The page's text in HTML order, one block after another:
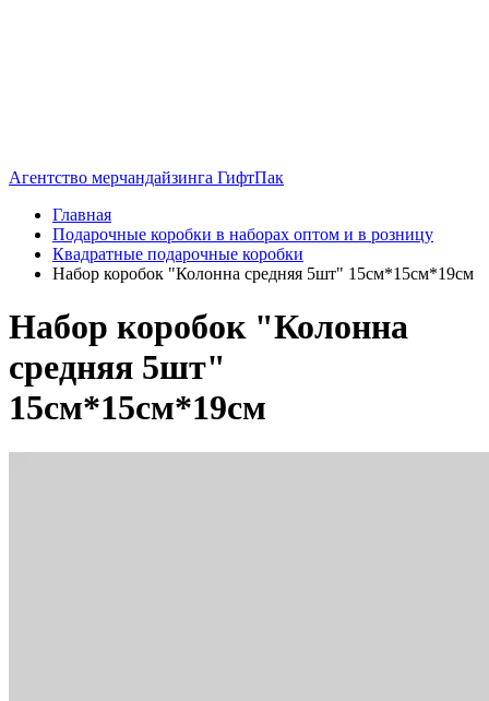
Агентство мерчандайзинга ГифтПак
Главная
Подарочные коробки в наборах оптом и в розницу
Квадратные подарочные коробки
Набор коробок "Колонна средняя 5шт" 15см*15см*19см
Набор коробок "Колонна
средняя 5шт"
15см*15см*19см